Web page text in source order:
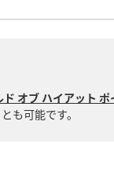
オブ ハイアット
も可能です。